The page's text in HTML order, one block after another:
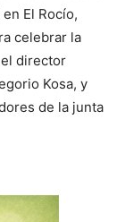
El Rocío,
celebrar la
el director
Kosa, y
de la junta